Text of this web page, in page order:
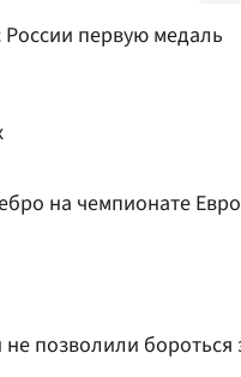
первую медаль
на чемпионате
позволили бороться